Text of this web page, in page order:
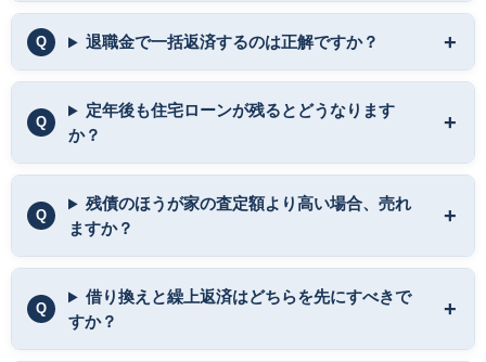
退職金で一括返済するのは正解ですか？
定年後も住宅ローンが残るとどうなります
か？
残債のほうが家の査定額より高い場合、売れ
ますか？
借り換えと繰上返済はどちらを先にすべきで
すか？